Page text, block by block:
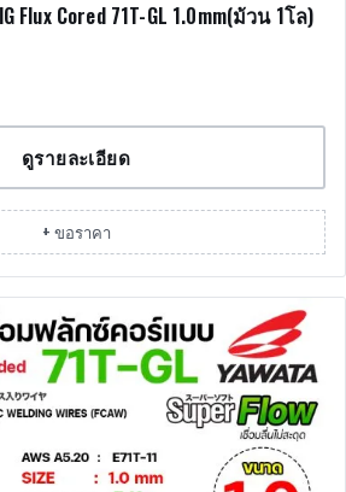
Flux Cored 71T-GL 1.0mm(ม้วน 1โล)
ดูรายละเอียด
+ ขอราคา